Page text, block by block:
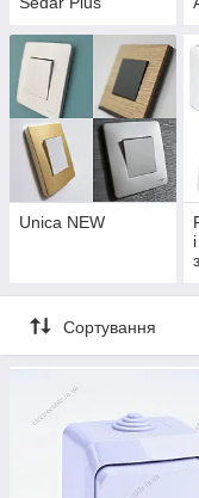
Unica NEW
Сортування